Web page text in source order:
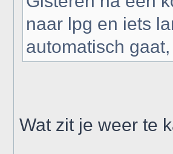
naar lpg en iets
automatisch
Wat zit je weer te